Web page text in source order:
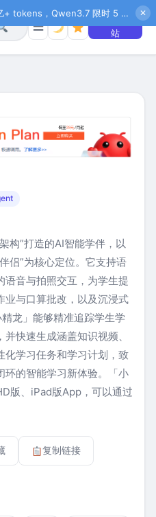
悟新注送 1 万积分，加入 OPC 赢百万助力金，QoderWork CN 首月 0 元 ✕
☰
+ 提交网
站
构”打造的AI智能学伴，以
侣”为核心定位。它支持语
语音与拍照交互，为学生提
业与口算批改，以及沉浸式
龙」能够精准追踪学生学
快速生成涵盖知识视频、
化学习任务和学习计划，致
环的智能学习新体验。「小
版、iPad版App，可以通过
复制链接